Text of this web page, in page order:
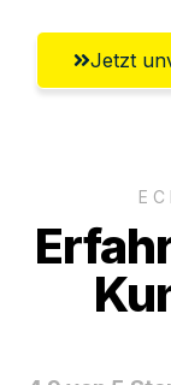
Jetzt